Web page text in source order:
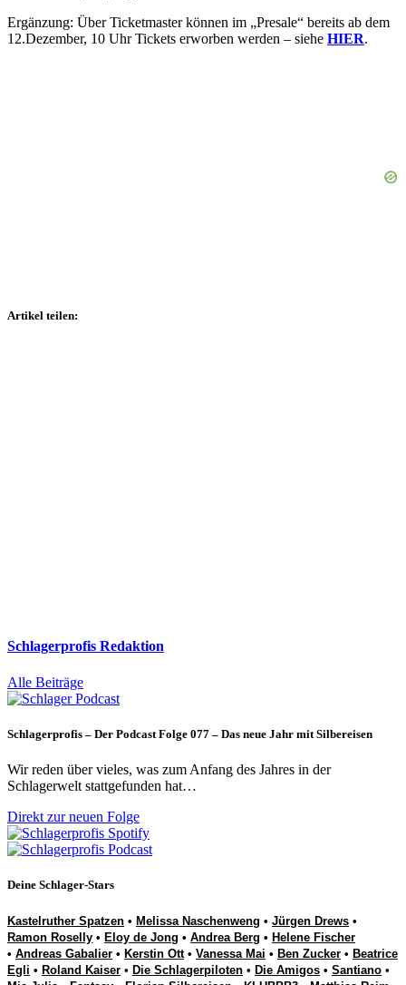
Ergänzung: Über Ticketmaster können im „Presale“ bereits ab dem
12.Dezember, 10 Uhr Tickets erworben werden – siehe HIER.
Artikel teilen:
Schlagerprofis Redaktion
Alle Beiträge
Schlagerprofis – Der Podcast Folge 077 – Das neue Jahr mit Silbereisen
Wir reden über vieles, was zum Anfang des Jahres in der
Schlagerwelt stattgefunden hat…
Direkt zur neuen Folge
Deine Schlager-Stars
Kastelruther Spatzen • Melissa Naschenweng • Jürgen Drews •
Ramon Roselly • Eloy de Jong • Andrea Berg • Helene Fischer
• Andreas Gabalier • Kerstin Ott• Vanessa Mai • Ben Zucker • Beatrice
Egli • Roland Kaiser • Die Schlagerpiloten • Die Amigos • Santiano •